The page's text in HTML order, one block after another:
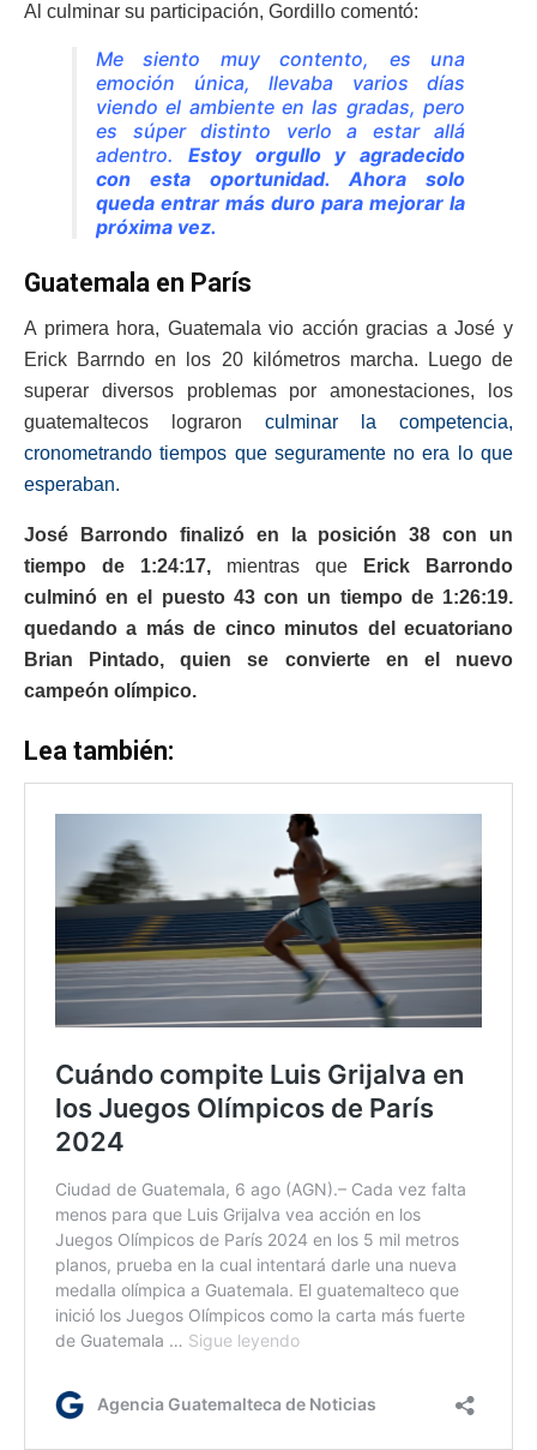
Al culminar su participación, Gordillo comentó:
Me siento muy contento, es una
emoción única, llevaba varios días
viendo el ambiente en las gradas, pero
es súper distinto verlo a estar allá
adentro. Estoy orgullo y agradecido
con esta oportunidad. Ahora solo
queda entrar más duro para mejorar la
próxima vez.
Guatemala en París
A primera hora, Guatemala vio acción gracias a José y
Erick Barrndo en los 20 kilómetros marcha. Luego de
superar diversos problemas por amonestaciones, los
guatemaltecos lograron culminar la competencia,
cronometrando tiempos que seguramente no era lo que
esperaban.
José Barrondo finalizó en la posición 38 con un
tiempo de 1:24:17, mientras que
Erick Barrondo
culminó en el puesto 43 con un tiempo de 1:26:19.
quedando a más de cinco minutos del ecuatoriano
Brian Pintado, quien se convierte en el nuevo
campeón olímpico.
Lea también: